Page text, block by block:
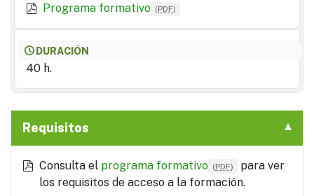
Programa formativo (PDF)
DURACIÓN
40 h.
Requisitos
Consulta el programa formativo (PDF)
para ver
los requisitos de acceso a la formación.